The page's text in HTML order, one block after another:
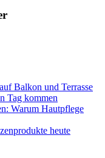
Balkon und Terrasse
Tag kommen
Warum Hautpflege
heute